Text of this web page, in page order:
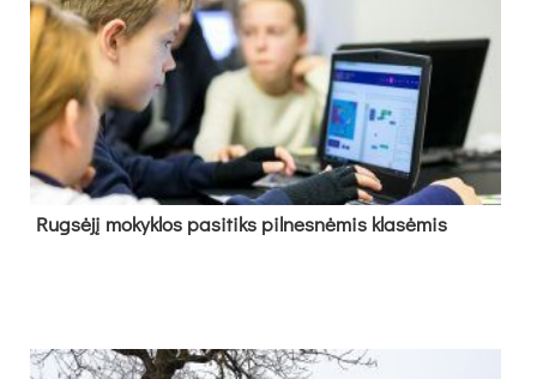
Rug­sė­jį mo­kyk­los pa­si­tiks pil­nes­nė­mis kla­sė­mis